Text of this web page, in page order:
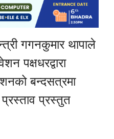
गगनकुमार थापाले
पक्षधरद्वारा
बन्दसत्रमा
प्रस्तुत